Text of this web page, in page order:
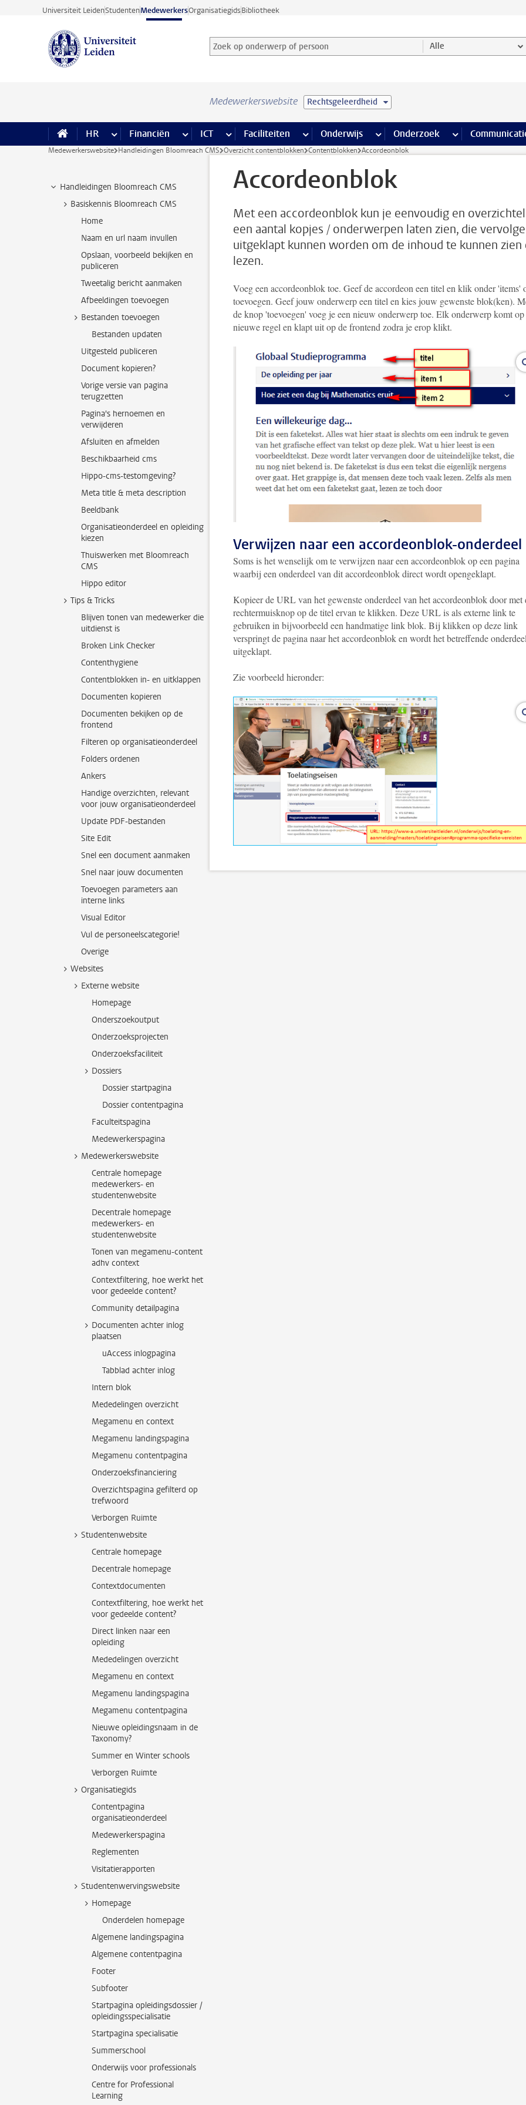
Ga direct naar de inhoud
Universiteit LeidenStudentenMedewerkersOrganisatiegidsBibliotheek
Zoek op onderwerp of persoon en selecteer categorie
Zoekterm Alle
Medewerkerswebsite Rechtsgeleerdheid
HR meer HR pagina’s
Financiën meer Financiën pagina’s
ICT meer ICT pagina’s
Faciliteiten meer Faciliteiten pagina’s
Onderwijs meer Onderwijs pagina’s
Onderzoek meer Onderzoek
Medewerkerswebsite Handleidingen Bloomreach CMS Overzicht contentblokken Contentblokken Accordeonblok
Handleidingen Bloomreach CMS
Basiskennis Bloomreach CMS
Home
Naam en url naam invullen
Opslaan, voorbeeld bekijken en
publiceren
Tweetalig bericht aanmaken
Afbeeldingen toevoegen
Bestanden toevoegen
Bestanden updaten
Uitgesteld publiceren
Document kopieren?
Vorige versie van pagina
terugzetten
Pagina's hernoemen en
verwijderen
Afsluiten en afmelden
Beschikbaarheid cms
Hippo-cms-testomgeving?
Meta title & meta description
Beeldbank
Organisatieonderdeel en opleiding
kiezen
Thuiswerken met Bloomreach
CMS
Hippo editor
Tips & Tricks
Blijven tonen van medewerker die
uitdienst is
Broken Link Checker
Contenthygiene
Contentblokken in- en uitklappen
Documenten kopieren
Documenten bekijken op de
frontend
Filteren op organisatieonderdeel
Folders ordenen
Ankers
Handige overzichten, relevant
voor jouw organisatieonderdeel
Update PDF-bestanden
Site Edit
Snel een document aanmaken
Snel naar jouw documenten
Toevoegen parameters aan
interne links
Visual Editor
Vul de personeelscategorie!
Overige
Websites
Externe website
Homepage
Onderszoekoutput
Onderzoeksprojecten
Onderzoeksfaciliteit
Dossiers
Dossier startpagina
Dossier contentpagina
Faculteitspagina
Medewerkerspagina
Medewerkerswebsite
Centrale homepage
medewerkers- en
studentenwebsite
Decentrale homepage
medewerkers- en
studentenwebsite
Tonen van megamenu-content
adhv context
Contextfiltering, hoe werkt het
voor gedeelde content?
Community detailpagina
Documenten achter inlog
plaatsen
uAccess inlogpagina
Tabblad achter inlog
Intern blok
Mededelingen overzicht
Megamenu en context
Megamenu landingspagina
Megamenu contentpagina
Onderzoeksfinanciering
Overzichtspagina gefilterd op
trefwoord
Verborgen Ruimte
Studentenwebsite
Centrale homepage
Decentrale homepage
Contextdocumenten
Contextfiltering, hoe werkt het
voor gedeelde content?
Direct linken naar een
opleiding
Mededelingen overzicht
Megamenu en context
Megamenu landingspagina
Megamenu contentpagina
Nieuwe opleidingsnaam in de
Taxonomy?
Summer en Winter schools
Verborgen Ruimte
Organisatiegids
Contentpagina
organisatieonderdeel
Medewerkerspagina
Reglementen
Visitatierapporten
Studentenwervingswebsite
Homepage
Onderdelen homepage
Algemene landingspagina
Algemene contentpagina
Footer
Subfooter
Startpagina opleidingsdossier /
opleidingsspecialisatie
Startpagina specialisatie
Summerschool
Onderwijs voor professionals
Centre for Professional
Learning
Accordeonblok
Met een accordeonblok kun je eenvoudig en
een aantal kopjes / onderwerpen laten zien, die
uitgeklapt kunnen worden om de inhoud te kunnen zien
lezen.
Voeg een accordeonblok toe. Geef de accordeon een titel en klik onder 'items'
toevoegen. Geef jouw onderwerp een titel en kies jouw gewenste blok(ken).
de knop 'toevoegen' voeg je een nieuw onderwerp toe. Elk onderwerp komt op
nieuwe regel en klapt uit op de frontend zodra je erop klikt.
Verwijzen naar een accordeonblok-onderdeel
Soms is het wenselijk om te verwijzen naar een accordeonblok op een pagina
waarbij een onderdeel van dit accordeonblok direct wordt opengeklapt.
Kopieer de URL van het gewenste onderdeel van het accordeonblok door met
rechtermuisknop op de titel ervan te klikken. Deze URL is als externe link te
gebruiken in bijvoorbeeld een handmatige link blok. Bij klikken op deze link
verspringt de pagina naar het accordeonblok en wordt het betreffende onderdeel
uitgeklapt.
Zie voorbeeld hieronder: